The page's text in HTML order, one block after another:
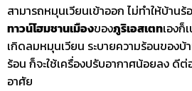
สามารถหมุนเวียนเข้าออก ไม่ทำให้บ้าน
ทาวน์โฮมชานเมืองของภูริเอสเตทเองก็
เกิดลมหมุนเวียน ระบายความร้อนของ
ร้อน ก็จะใช้เครื่องปรับอากาศน้อยลง ดีต่
อาศัย